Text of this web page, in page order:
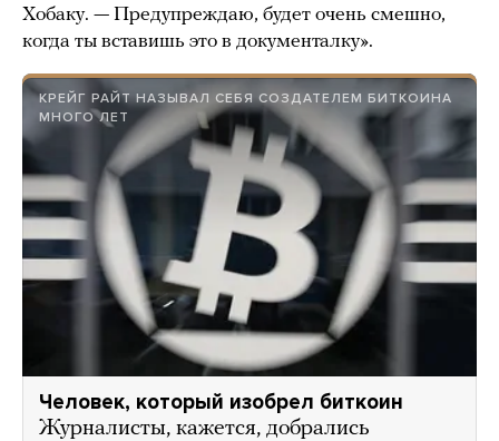
Хобаку. — Предупреждаю, будет очень смешно,
когда ты вставишь это в документалку».
КРЕЙГ РАЙТ НАЗЫВАЛ СЕБЯ СОЗДАТЕЛЕМ БИТКОИНА
МНОГО ЛЕТ
Человек, который изобрел биткоин
Журналисты, кажется, добрались